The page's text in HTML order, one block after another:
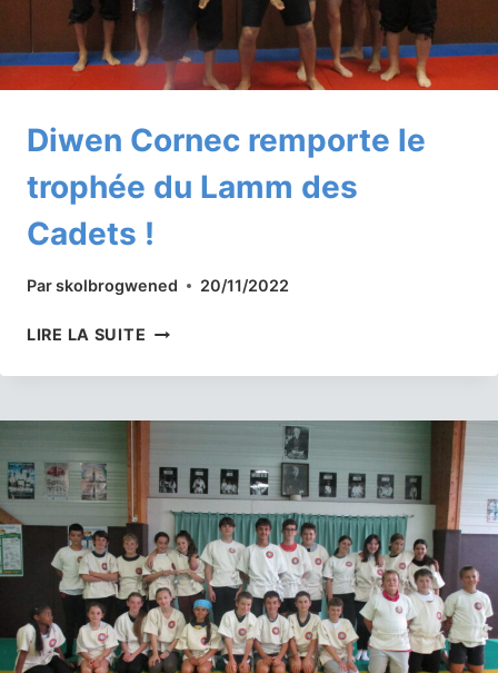
Diwen Cornec remporte le
trophée du Lamm des
Cadets !
Parskolbrogwened 20/11/2022
LIRE LA SUITE DIWEN
REMPORTE
LAMM
DES
CADETS
!